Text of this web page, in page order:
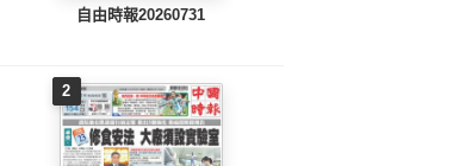
地方新聞(0802 EPUB
自由時報20260731
2